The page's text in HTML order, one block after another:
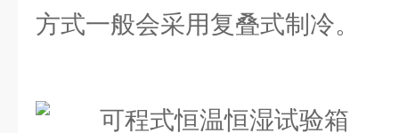
方式一般会采用复叠式制冷。